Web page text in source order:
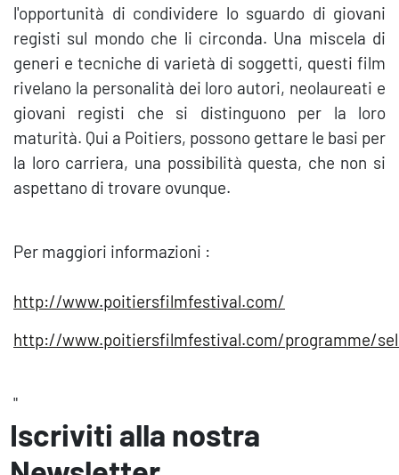
l'opportunità di condividere lo sguardo di giovani
registi sul mondo che li circonda. Una miscela di
generi e tecniche di varietà di soggetti, questi film
rivelano la personalità dei loro autori, neolaureati e
giovani registi che si distinguono per la loro
maturità. Qui a Poitiers, possono gettare le basi per
la loro carriera, una possibilità questa, che non si
aspettano di trovare ovunque.
Per maggiori informazioni :
http://www.poitiersfilmfestival.com/
http://www.poitiersfilmfestival.com/programme/
"
Iscriviti alla nostra